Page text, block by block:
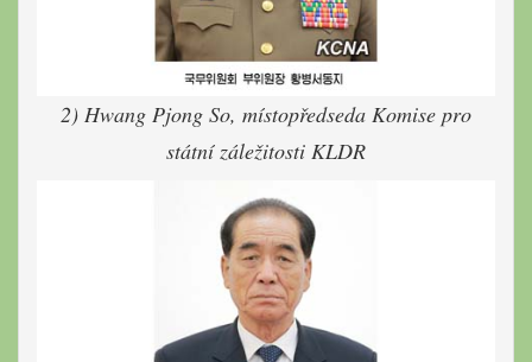
2) Hwang Pjong So, místopředseda Komise pro
státní záležitosti KLDR